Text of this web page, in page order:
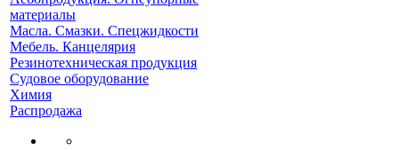
материалы
Масла. Смазки. Спецжидкости
Мебель. Канцелярия
Резинотехническая продукция
Судовое оборудование
Химия
Распродажа